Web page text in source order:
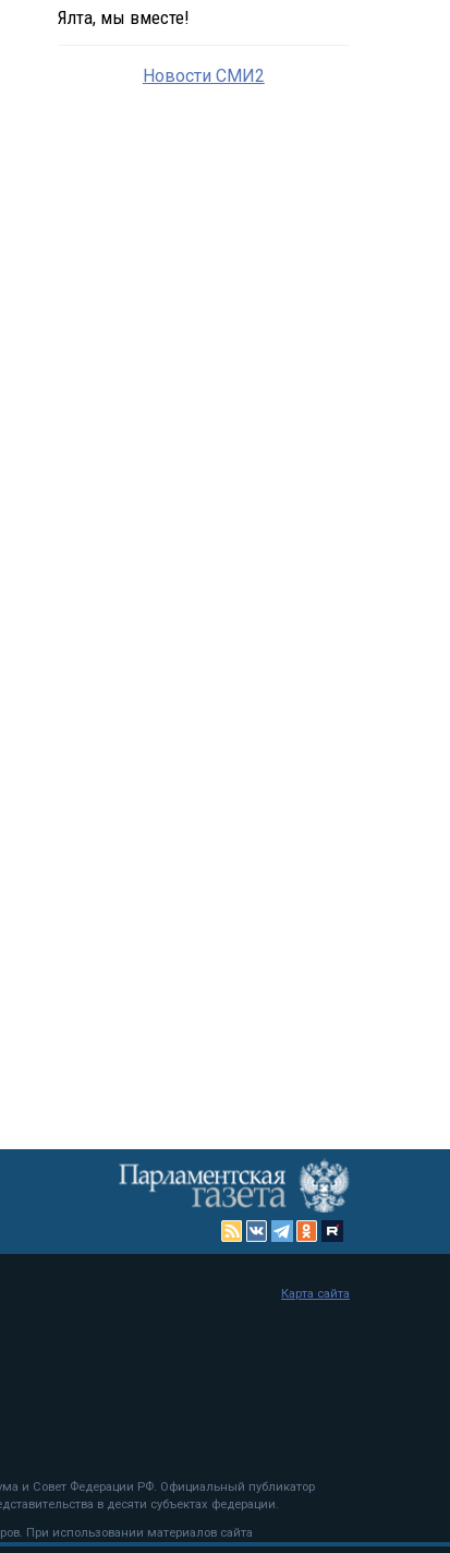
Ялта, мы вместе!
Новости СМИ2
и Совет Федерации РФ. Официальный публикатор
в десяти субъектах федерации.
При использовании материалов сайта
Карта сайта